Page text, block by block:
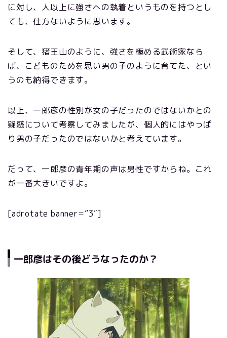
に対し、人以上に強さへの執着というものを持つとし
ても、仕方ないように思います。
そして、猪王山のように、強さを極める武術家なら
ば、こどものためを思い男の子のように育てた、とい
うのも納得できます。
以上、一郎彦の性別が女の子だったのではないかとの
疑惑について考察してみましたが、個人的にはやっぱ
り男の子だったのではないかと考えています。
だって、一郎彦の青年期の声は男性ですからね。これ
が一番大きいですよ。
[adrotate banner=”3″]
一郎彦はその後どうなったのか？